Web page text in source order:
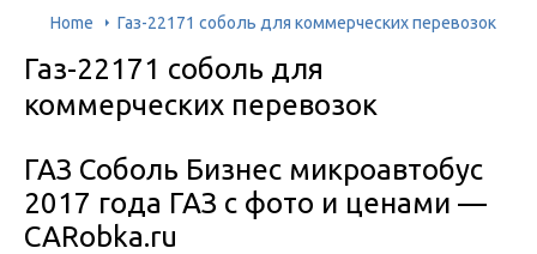
Home Газ-22171 соболь для коммерческих перевозок
Газ-22171 соболь для
коммерческих перевозок
ГАЗ Соболь Бизнес микроавтобус
2017 года ГАЗ с фото и ценами —
CARobka.ru